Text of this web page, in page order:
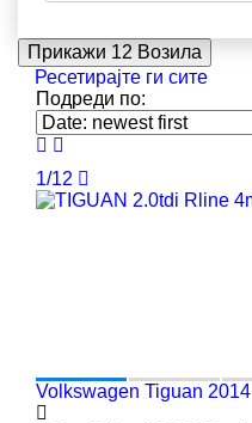
Прикажи 12 Возила
Ресетирајте ги сите
Подреди по:
1/12
Volkswagen Tiguan 2014